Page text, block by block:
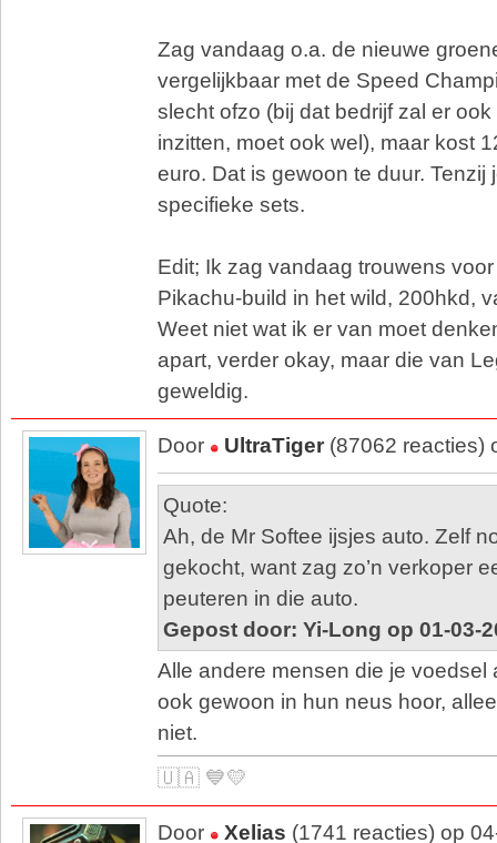
Zag vandaag o.a. de nieuwe
vergelijkbaar met de Speed
slecht ofzo (bij dat bedrijf zal er
inzitten, moet ook wel), maar kost
euro. Dat is gewoon te duur. Tenzij
specifieke sets.
Edit; Ik zag vandaag trouwens
Pikachu-build in het wild, 200hkd,
Weet niet wat ik er van moet
apart, verder okay, maar die van
geweldig.
Door UltraTiger (87062 reacties)
Quote:
Ah, de Mr Softee ijsjes auto. Zelf
gekocht, want zag zo’n verkoper
peuteren in die auto.
Gepost door: Yi-Long op 01-03-
Alle andere mensen die je voedsel
ook gewoon in hun neus hoor,
niet.
🇺🇦 💙💛
Door Xelias (1741 reacties) op